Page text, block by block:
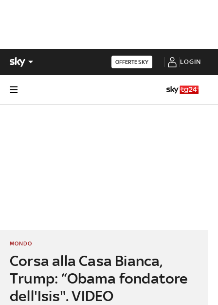
OFFERTE SKY LOGIN
Corsa alla Casa Bianca,
Trump: “Obama fondatore
dell'Isis". VIDEO
MONDO